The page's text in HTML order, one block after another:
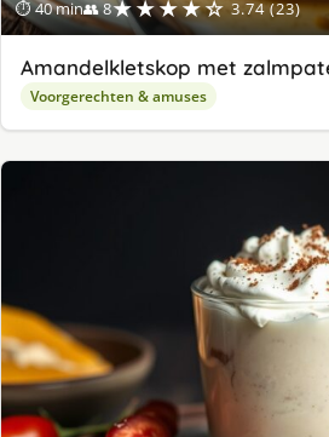
⏱ 40 min👥 8★★★★☆ 3.74 (23)
Amandelkletskop met
Voorgerechten & amuses